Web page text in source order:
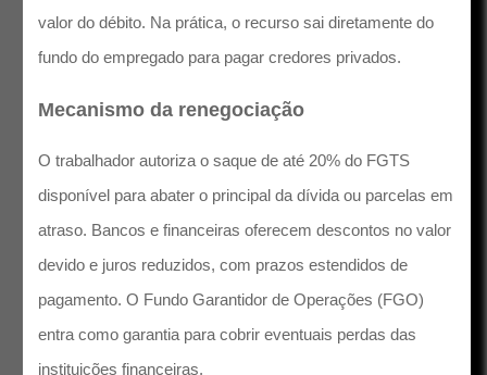
valor do débito. Na prática, o recurso sai diretamente do
fundo do empregado para pagar credores privados.
Mecanismo da renegociação
O trabalhador autoriza o saque de até 20% do FGTS
disponível para abater o principal da dívida ou parcelas em
atraso. Bancos e financeiras oferecem descontos no valor
devido e juros reduzidos, com prazos estendidos de
pagamento. O Fundo Garantidor de Operações (FGO)
entra como garantia para cobrir eventuais perdas das
instituições financeiras.